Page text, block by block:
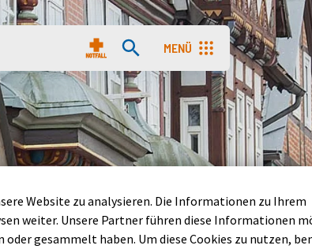
MENÜ
Menü aufrufen
Website zu analysieren. Die Informationen zu Ihrem
weiter. Unsere Partner führen diese Informationen
gesammelt haben. Um diese Cookies zu nutzen,